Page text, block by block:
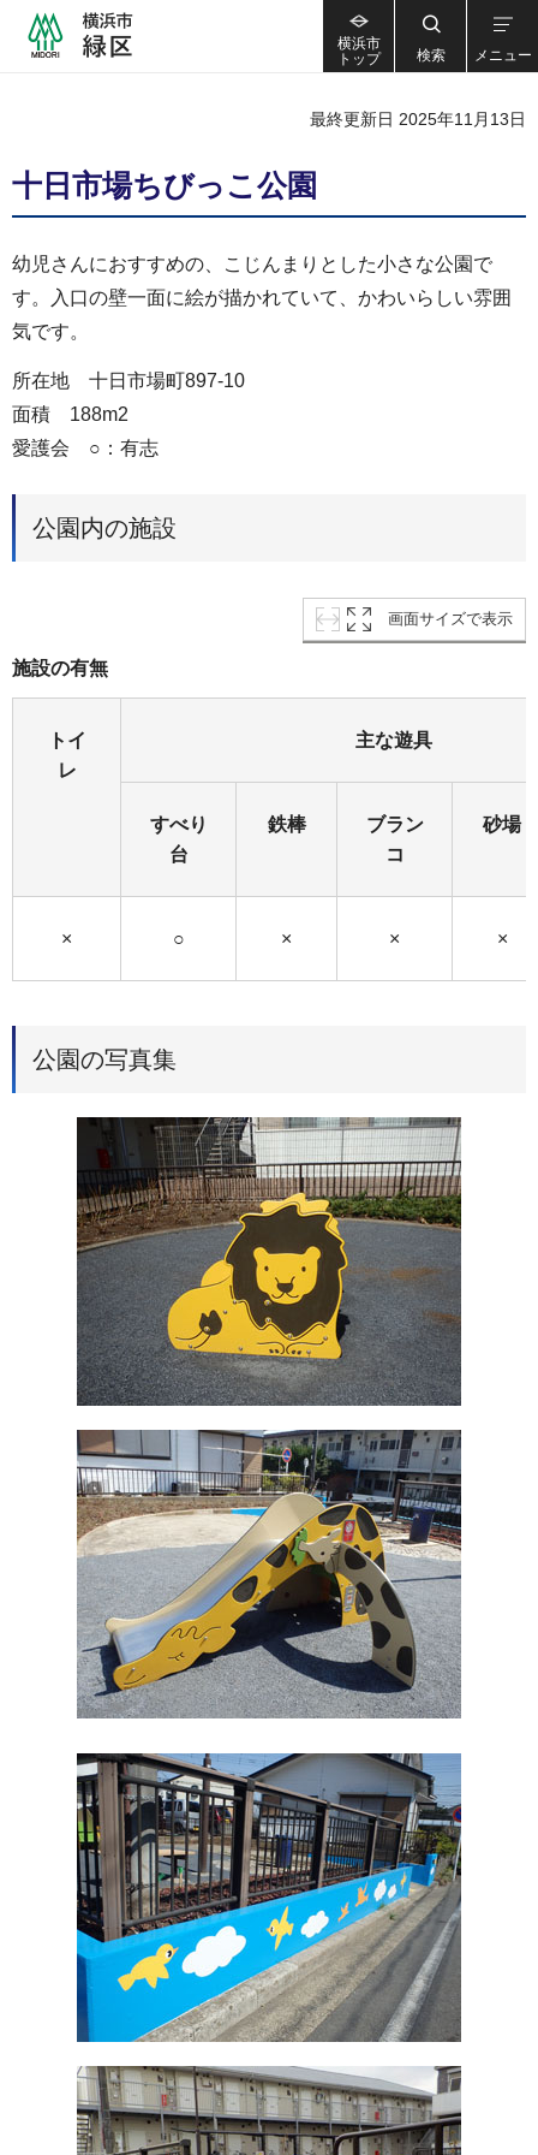
横浜市
トップ
検索 メニュー
最終更新日 2025年11月13日
十日市場ちびっこ公園
幼児さんにおすすめの、こじんまりとした小さな公園で
す。入口の壁一面に絵が描かれていて、かわいらしい雰囲
気です。
所在地 十日市場町897-10
面積 188m2
愛護会 ○：有志
公園内の施設
画面サイズで表示
施設の有無
トイ
レ
主な遊具
すべり
台
鉄棒
ブラン
コ
砂場
× ○ × × ×
公園の写真集